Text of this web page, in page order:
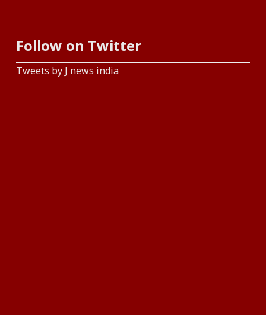
Follow on Twitter
Tweets by J news india